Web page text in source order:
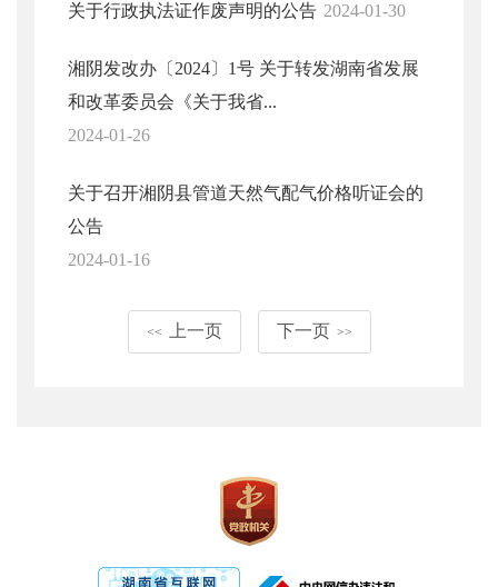
关于行政执法证作废声明的公告 2024-01-30
湘阴发改办〔2024〕1号 关于转发湖南省发展
和改革委员会《关于我省...
2024-01-26
关于召开湘阴县管道天然气配气价格听证会的
公告
2024-01-16
<< 上一页 下一页 >>